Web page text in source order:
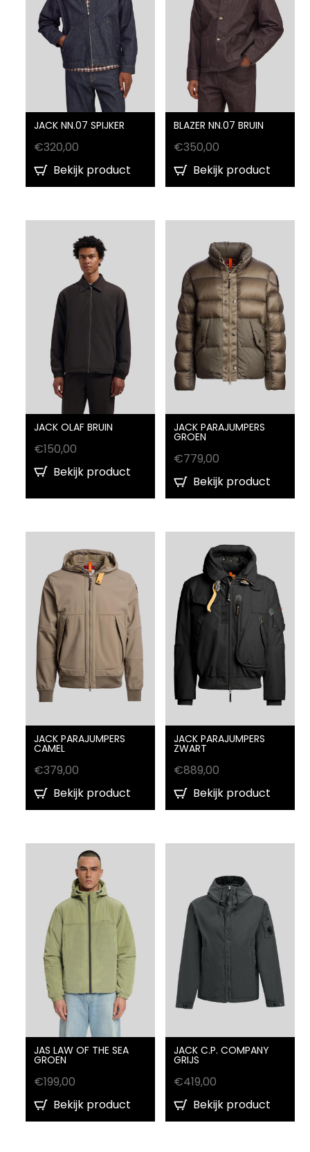
JACK NN.07 SPIJKER
€320,00
Bekijk product
BLAZER NN.07 BRUIN
€350,00
Bekijk product
JACK OLAF BRUIN
€150,00
Bekijk product
JACK PARAJUMPERS
GROEN
€779,00
Bekijk product
JACK PARAJUMPERS
CAMEL
€379,00
Bekijk product
JACK PARAJUMPERS
ZWART
€889,00
Bekijk product
JAS LAW OF THE SEA
GROEN
€199,00
Bekijk product
JACK C.P. COMPANY
GRIJS
€419,00
Bekijk product